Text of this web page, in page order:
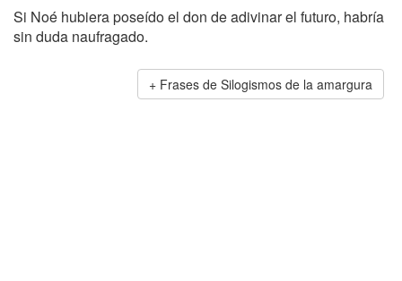
Si Noé hubiera poseído el don de adivinar el futuro, habría
sin duda naufragado.
Frases de Silogismos de la amargura